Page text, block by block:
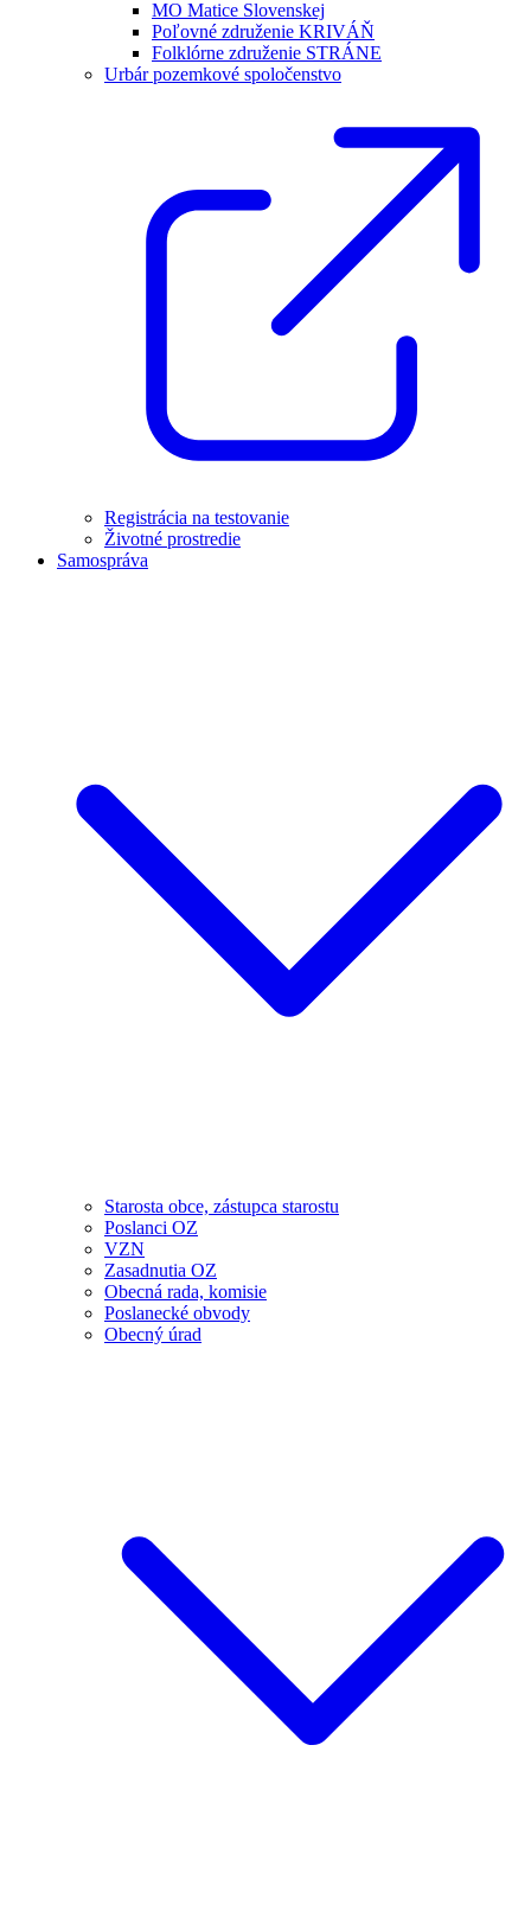
MO Matice Slovenskej
Poľovné združenie KRIVÁŇ
Folklórne združenie STRÁNE
Urbár pozemkové spoločenstvo
Registrácia na testovanie
Životné prostredie
Samospráva
Starosta obce, zástupca starostu
Poslanci OZ
VZN
Zasadnutia OZ
Obecná rada, komisie
Poslanecké obvody
Obecný úrad